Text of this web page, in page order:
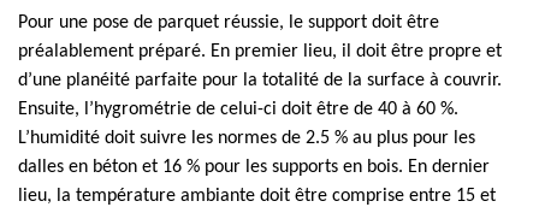
Pour une pose de parquet réussie, le support doit être
préalablement préparé. En premier lieu, il doit être propre et
d’une planéité parfaite pour la totalité de la surface à couvrir.
Ensuite, l’hygrométrie de celui-ci doit être de 40 à 60 %.
L’humidité doit suivre les normes de 2.5 % au plus pour les
dalles en béton et 16 % pour les supports en bois. En dernier
lieu, la température ambiante doit être comprise entre 15 et